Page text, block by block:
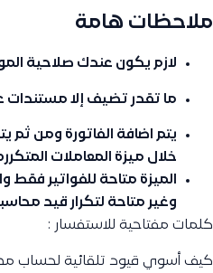
ملاحظات هامة
لازم يكون عندك صلاحية
ما تقدر تضيف إلا مستندات
يتم اضافة الفاتورة ومن ثم
خلال ميزة المعاملات
الميزة متاحة للفواتير فقط
وغير متاحة لتكرار قيد
كلمات مفتاحية للاستفسار :
كيف أسوي قيود تلقائية لحساب